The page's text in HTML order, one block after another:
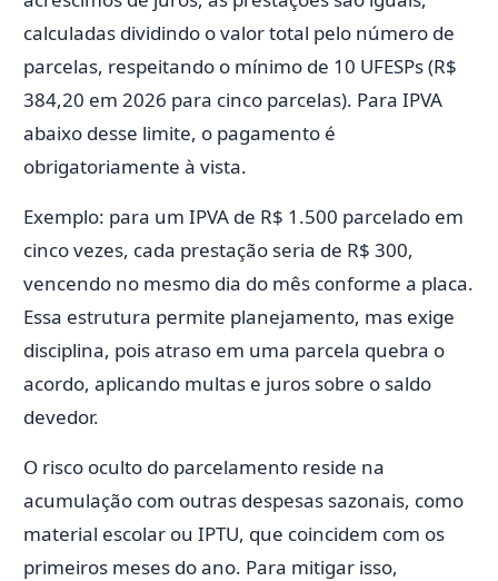
calculadas dividindo o valor total pelo número de
parcelas, respeitando o mínimo de 10 UFESPs (R$
384,20 em 2026 para cinco parcelas). Para IPVA
abaixo desse limite, o pagamento é
obrigatoriamente à vista.
Exemplo: para um IPVA de R$ 1.500 parcelado em
cinco vezes, cada prestação seria de R$ 300,
vencendo no mesmo dia do mês conforme a placa.
Essa estrutura permite planejamento, mas exige
disciplina, pois atraso em uma parcela quebra o
acordo, aplicando multas e juros sobre o saldo
devedor.
O risco oculto do parcelamento reside na
acumulação com outras despesas sazonais, como
material escolar ou IPTU, que coincidem com os
primeiros meses do ano. Para mitigar isso,